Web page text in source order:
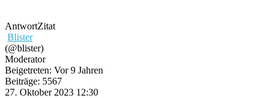
AntwortZitat
Blister
(@blister)
Moderator
Beigetreten: Vor 9 Jahren
Beiträge: 5567
27. Oktober 2023 12:30